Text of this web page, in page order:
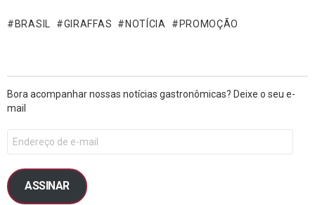
BRASIL GIRAFFAS NOTÍCIA PROMOÇÃO
Bora acompanhar nossas notícias gastronômicas? Deixe o seu e-
mail
ASSINAR